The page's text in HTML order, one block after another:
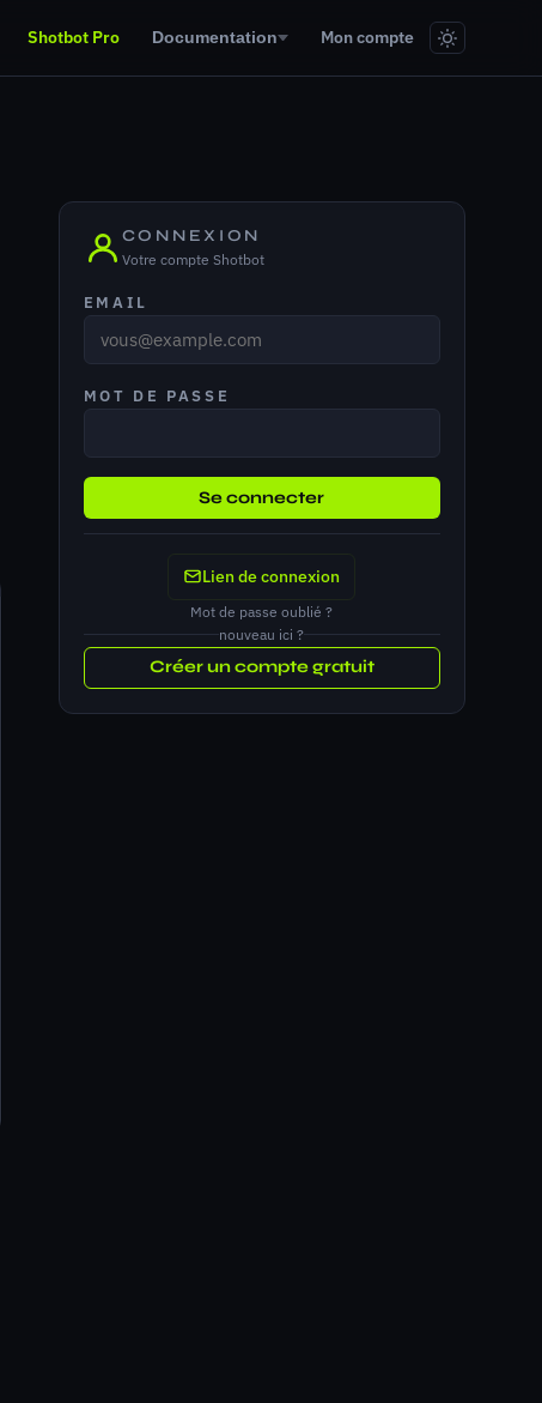
Shotbot Pro Documentation Mon compte
CONNEXION
Votre compte Shotbot
EMAIL
MOT DE PASSE
Se connecter
Lien de connexion
Mot de passe oublié ?
nouveau ici ?
Créer un compte gratuit